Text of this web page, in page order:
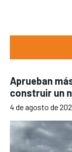
Aprueban
construir un
4 de agosto de